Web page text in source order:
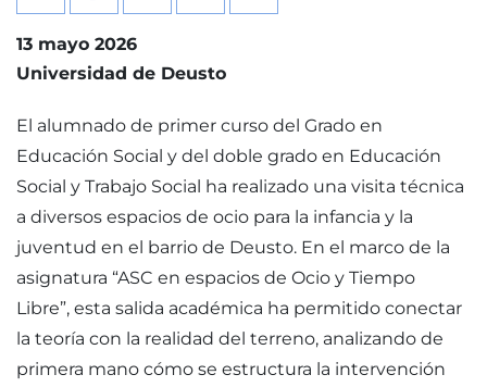
13 mayo 2026
Universidad de Deusto
El alumnado de primer curso del Grado en
Educación Social y del doble grado en Educación
Social y Trabajo Social ha realizado una visita técnica
a diversos espacios de ocio para la infancia y la
juventud en el barrio de Deusto. En el marco de la
asignatura “ASC en espacios de Ocio y Tiempo
Libre”, esta salida académica ha permitido conectar
la teoría con la realidad del terreno, analizando de
primera mano cómo se estructura la intervención